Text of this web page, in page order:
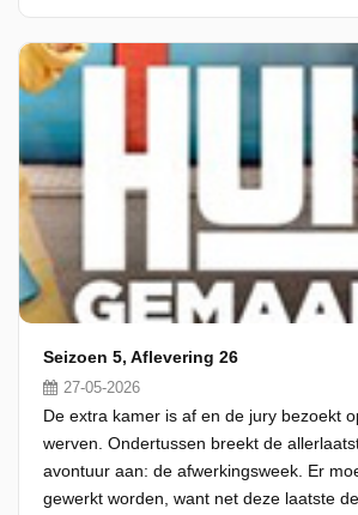
Seizoen 5, Aflevering 26
27-05-2026
De extra kamer is af en de jury bezoekt
werven. Ondertussen breekt de
avontuur aan: de afwerkingsweek. Er
gewerkt worden, want net deze laatste